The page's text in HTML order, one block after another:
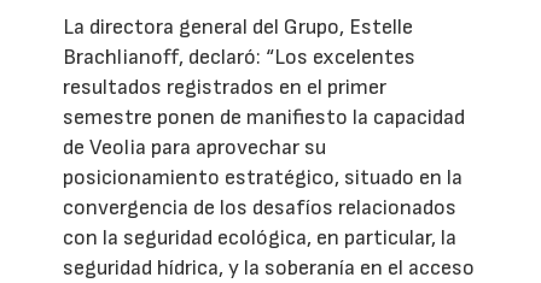
La directora general del Grupo, Estelle
Brachlianoff, declaró: “Los excelentes
resultados registrados en el primer
semestre ponen de manifiesto la capacidad
de Veolia para aprovechar su
posicionamiento estratégico, situado en la
convergencia de los desafíos relacionados
con la seguridad ecológica, en particular, la
seguridad hídrica, y la soberanía en el acceso